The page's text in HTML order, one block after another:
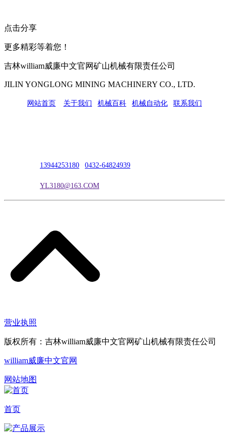
点击分享
更多精彩等着您！
吉林william威廉中文官网矿山机械有限责任公司
JILIN YONGLONG MINING MACHINERY CO., LTD.
网站首页 关于我们 机械百科 机械自动化 联系我们
13944253180 0432-64824939
YL3180@163.COM
营业执照
版权所有：吉林william威廉中文官网矿山机械有限责任公司
william威廉中文官网
网站地图
首页